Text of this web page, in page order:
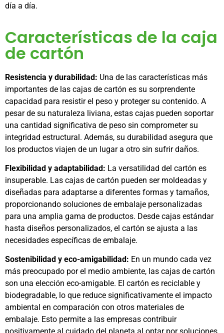
día a día.
Características de la caja
de cartón
Resistencia y durabilidad: Una de las características más
importantes de las cajas de cartón es su sorprendente
capacidad para resistir el peso y proteger su contenido. A
pesar de su naturaleza liviana, estas cajas pueden soportar
una cantidad significativa de peso sin comprometer su
integridad estructural. Además, su durabilidad asegura que
los productos viajen de un lugar a otro sin sufrir daños.
Flexibilidad y adaptabilidad: La versatilidad del cartón es
insuperable. Las cajas de cartón pueden ser moldeadas y
diseñadas para adaptarse a diferentes formas y tamaños,
proporcionando soluciones de embalaje personalizadas
para una amplia gama de productos. Desde cajas estándar
hasta diseños personalizados, el cartón se ajusta a las
necesidades específicas de embalaje.
Sostenibilidad y eco-amigabilidad: En un mundo cada vez
más preocupado por el medio ambiente, las cajas de cartón
son una elección eco-amigable. El cartón es reciclable y
biodegradable, lo que reduce significativamente el impacto
ambiental en comparación con otros materiales de
embalaje. Esto permite a las empresas contribuir